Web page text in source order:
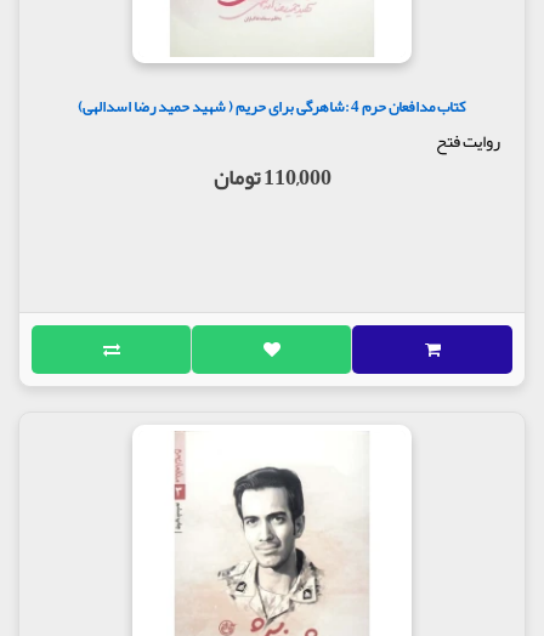
کتاب مدافعان حرم 4 :شاهرگی برای حریم ( شهید حمید رضا اسدالهی)
روایت فتح
110,000 تومان